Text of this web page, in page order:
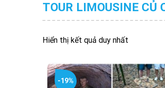
TOUR LIMOUSINE CỦ
Hiển thị kết quả duy nhất
-19%